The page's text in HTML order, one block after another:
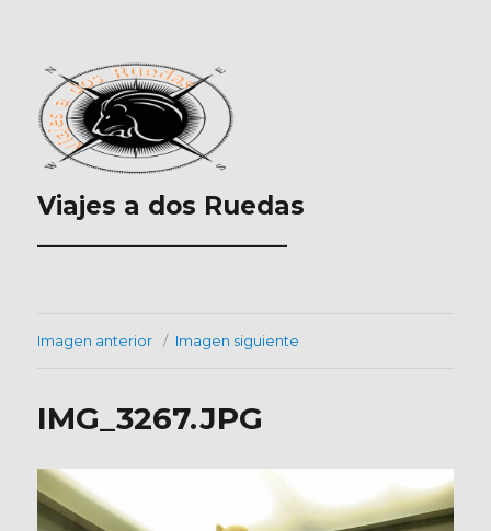
Viajes a dos Ruedas
___________________
Imagen anterior Imagen siguiente
IMG_3267.JPG